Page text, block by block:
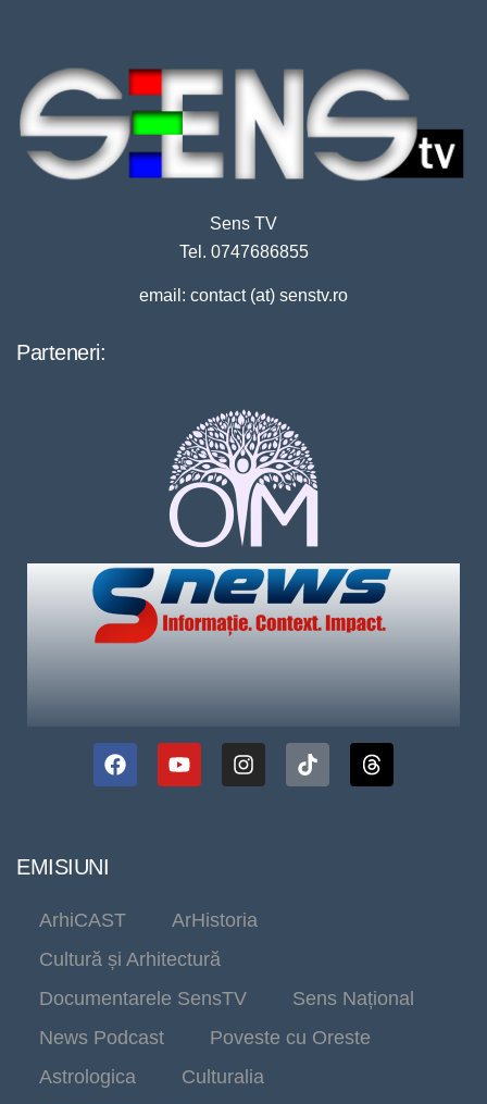
Sens TV
Tel. 0747686855
email: contact (at) senstv.ro
Parteneri:
EMISIUNI
ArhiCAST
ArHistoria
Cultură și Arhitectură
Documentarele SensTV
Sens Național
News Podcast
Poveste cu Oreste
Astrologica
Culturalia